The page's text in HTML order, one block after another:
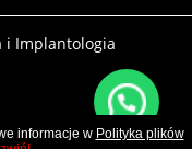
i Implantologia
informacje w Polityka plików